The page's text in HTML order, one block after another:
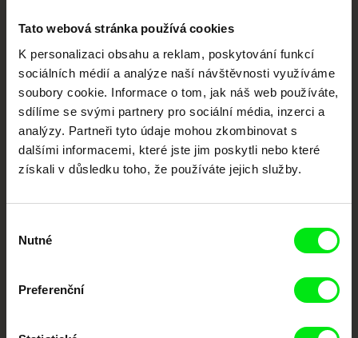
Tato webová stránka používá cookies
K personalizaci obsahu a reklam, poskytování funkcí
sociálních médií a analýze naší návštěvnosti využíváme
soubory cookie. Informace o tom, jak náš web používáte,
sdílíme se svými partnery pro sociální média, inzerci a
analýzy. Partneři tyto údaje mohou zkombinovat s
dalšími informacemi, které jste jim poskytli nebo které
získali v důsledku toho, že používáte jejich služby.
souhlasu
Nutné
Preferenční
každý týden
Portál DAFilms.cz je výsledkem tvůrčí spolupráce 7 klíčových evropských
festivalů dokumentárního filmu sdružených do Doc Alliance. Naším cílem je
posouvat hranice dokumentárního filmu, propagovat jeho rozmanitost a
podporovat kvalitní autorské filmy.
Členové Doc Alliance
CPH:DOX DOK Leipzig